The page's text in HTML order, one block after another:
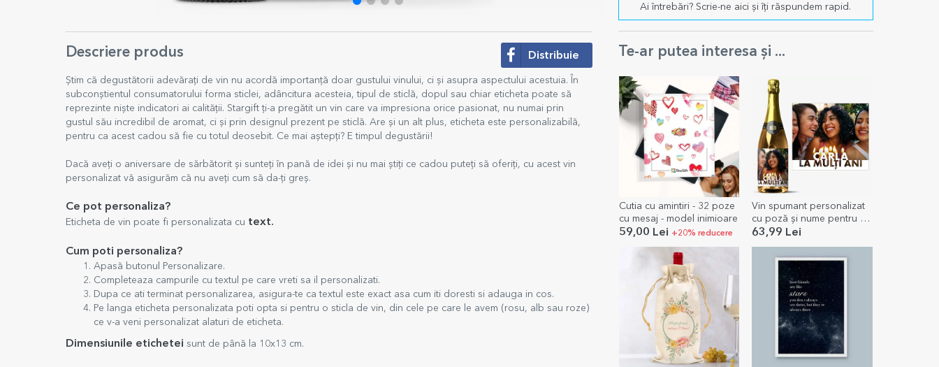
Ai întrebări? Scrie-ne aici și îți răspundem rapid.
Te-ar putea interesa și ...
Cutia cu amintiri - 32 poze
cu mesaj - model inimioare
59,00 Lei +20% reducere
Vin spumant personalizat
cu poză și nume pentru zi
de naștere
63,99 Lei
Descriere produs Distribuie
Știm că degustătorii adevărați de vin nu acordă importanță doar gustului vinului, ci și asupra aspectului acestuia. În
subconștientul consumatorului forma sticlei, adâncitura acesteia, tipul de sticlă, dopul sau chiar eticheta poate să
reprezinte niște indicatori ai calității. Stargift ți-a pregătit un vin care va impresiona orice pasionat, nu numai prin
gustul său incredibil de aromat, ci și prin designul prezent pe sticlă. Are și un alt plus, eticheta este personalizabilă,
pentru ca acest cadou să fie cu totul deosebit. Ce mai aștepți? E timpul degustării!
Dacă aveți o aniversare de sărbătorit și sunteți în pană de idei și nu mai știți ce cadou puteți să oferiți, cu acest vin
personalizat vă asigurăm că nu aveți cum să da-ți greș.
Ce pot personaliza?
Eticheta de vin poate fi personalizata cu text.
Cum poti personaliza?
Apasă butonul Personalizare.
Completeaza campurile cu textul pe care vreti sa il personalizati.
Dupa ce ati terminat personalizarea, asigura-te ca textul este exact asa cum iti doresti si adauga in cos.
Pe langa eticheta personalizata poti opta si pentru o sticla de vin, din cele pe care le avem (rosu, alb sau roze)
ce v-a veni personalizat alaturi de eticheta.
Dimensiunile etichetei sunt de până la 10x13 cm.